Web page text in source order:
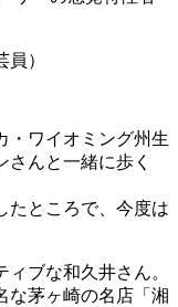
）
・ワイオミング州生
さんと一緒に歩く
たところで、今度は
ブな和久井さん。
な茅ヶ崎の名店「湘